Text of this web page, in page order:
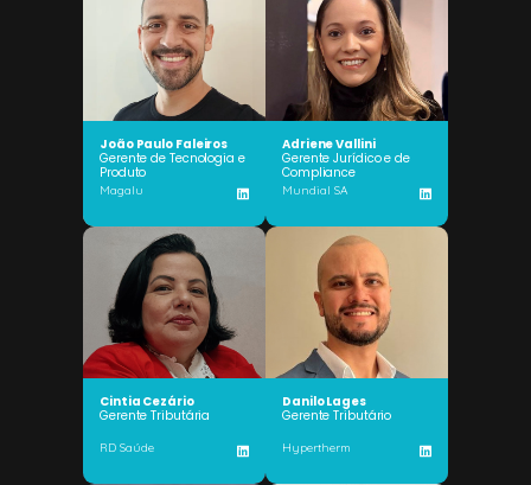
João Paulo Faleiros
Gerente de Tecnologia e
Produto
Magalu
Adriene Vallini
Gerente Jurídico e de
Compliance
Mundial SA
Cintia Cezário
Gerente Tributária
RD Saúde
Danilo Lages
Gerente Tributário
Hypertherm